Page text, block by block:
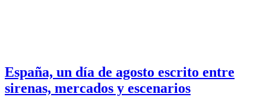
España, un día de agosto escrito entre
sirenas, mercados y escenarios